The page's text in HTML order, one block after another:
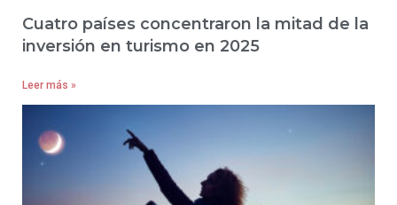
Cuatro países concentraron la mitad de la
inversión en turismo en 2025
Leer más »